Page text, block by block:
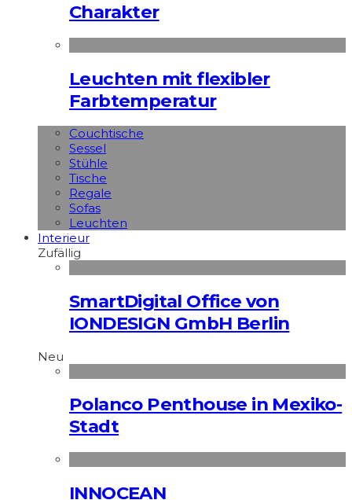
Charakter
Leuchten mit flexibler
Farbtemperatur
Couchtische
Sessel
Stühle
Tische
Regale
Sofas
Leuchten
Interieur
Zufällig
SmartDigital Office von
IONDESIGN GmbH Berlin
Neu
Polanco Penthouse in Mexiko-
Stadt
INNOCEAN